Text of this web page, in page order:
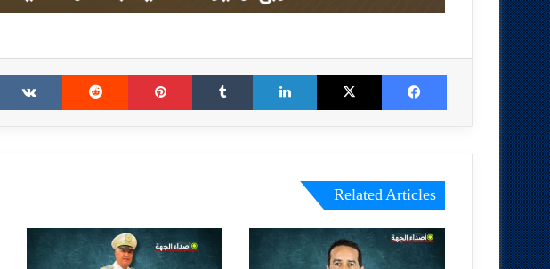
Facebook
X
LinkedIn
Tumblr
Pinterest
Reddit
Related Articles